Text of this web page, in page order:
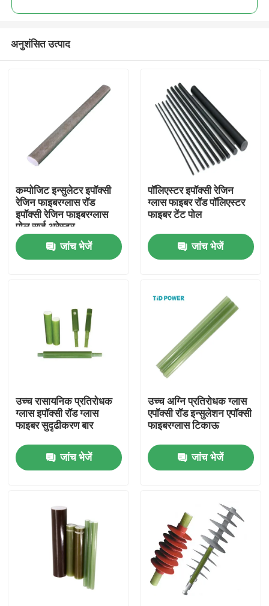
घर
वीडियो
कारखाना भ्रमण
गुणवत्ता नियंत्रण
एक उद्धरण का अनुरोध करें
अनुशंसित उत्पाद
कम्पोजिट इन्सुलेटर इपॉक्सी
रेजिन फाइबरग्लास रॉड
इपॉक्सी रेजिन फाइबरग्लास
पोल सर्ज अरेस्टर
जांच भेजें
पॉलिएस्टर इपॉक्सी रेजिन
ग्लास फाइबर रॉड पॉलिएस्टर
फाइबर टेंट पोल
जांच भेजें
उच्च रासायनिक प्रतिरोधक
ग्लास इपॉक्सी रॉड ग्लास
फाइबर सुदृढीकरण बार
जांच भेजें
उच्च अग्नि प्रतिरोधक ग्लास
एपॉक्सी रॉड इन्सुलेशन एपॉक्सी
फाइबरग्लास टिकाऊ
जांच भेजें